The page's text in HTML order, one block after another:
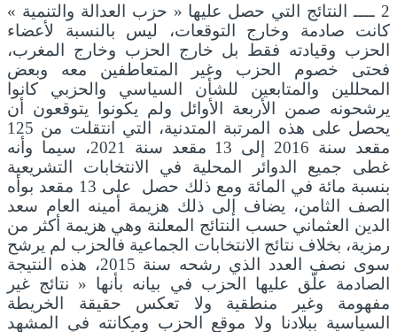
2 ــــ النتائج التي حصل عليها « حزب العدالة والتنمية »
كانت صادمة وخارج التوقعات، ليس بالنسبة لأعضاء
الحزب وقيادته فقط بل خارج الحزب وخارج المغرب،
فحتى خصوم الحزب وغير المتعاطفين معه وبعض
المحللين والمتابعين للشأن السياسي والحزبي كانوا
يرشحونه صمن الأربعة الأوائل ولم يكونوا يتوقعون أن
يحصل على هذه المرتبة المتدنية، التي انتقلت من 125
مقعد سنة 2016 إلى 13 مقعد سنة 2021، سيما وأنه
غطى جميع الدوائر المحلية في الانتخابات التشريعية
بنسبة مائة في المائة ومع ذلك حصل على 13 مقعد بوأه
الصف الثامن، يضاف إلى ذلك هزيمة أمينه العام سعد
الدين العثماني حسب النتائج المعلنة وهي هزيمة أكثر من
رمزية، بخلاف نتائج الانتخابات الجماعية فالحزب لم يرشح
سوى نصف العدد الذي رشحه سنة 2015، هذه النتيجة
الصادمة علّق عليها الحزب في بيانه بأنها « نتائج غير
مفهومة وغير منطقية ولا تعكس حقيقة الخريطة
السياسية ببلادنا ولا موقع الحزب ومكانته في المشهد